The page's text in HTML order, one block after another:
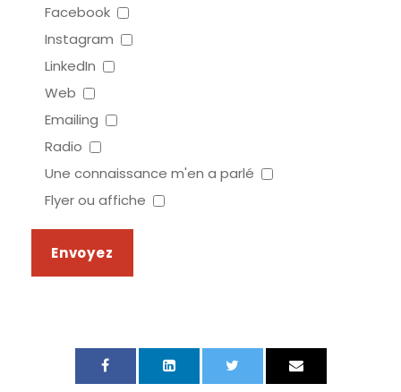
Facebook
Instagram
LinkedIn
Web
Emailing
Radio
Une connaissance m'en a parlé
Flyer ou affiche